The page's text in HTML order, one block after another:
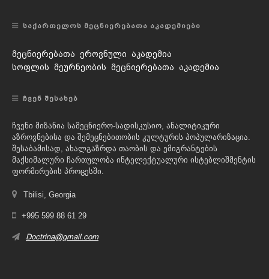
ᲡᲐᲥᲐᲠᲗᲔᲚᲝᲡ ᲛᲔᲪᲜᲘᲔᲠᲔᲑᲐᲗᲐ ᲐᲙᲐᲓᲔᲛᲘᲔᲑᲘ
მეცნიერებათა ეროვნული აკადემია
სოფლის მეურნეობის მეცნიერებათა აკადემია
ᲩᲕᲔᲜ ᲨᲔᲡᲐᲮᲔᲑ
ჩვენი მიზანია სამეცნიერო-სადისკუსიო, ანალიტიკური
აზროვნებისა და შემეცნებითობის კულტურის პოპულარიზაცია.
შესაბამისად, ახალგაზრდა თაობის და ემიგრანტების
მაქსიმალური ჩართულობა ინტელექტუალური ისტებლიშმენტის
ფორმირების პროცესში.
Tbilisi, Georgia
+995 599 88 61 29
Doctrina@gmail.com